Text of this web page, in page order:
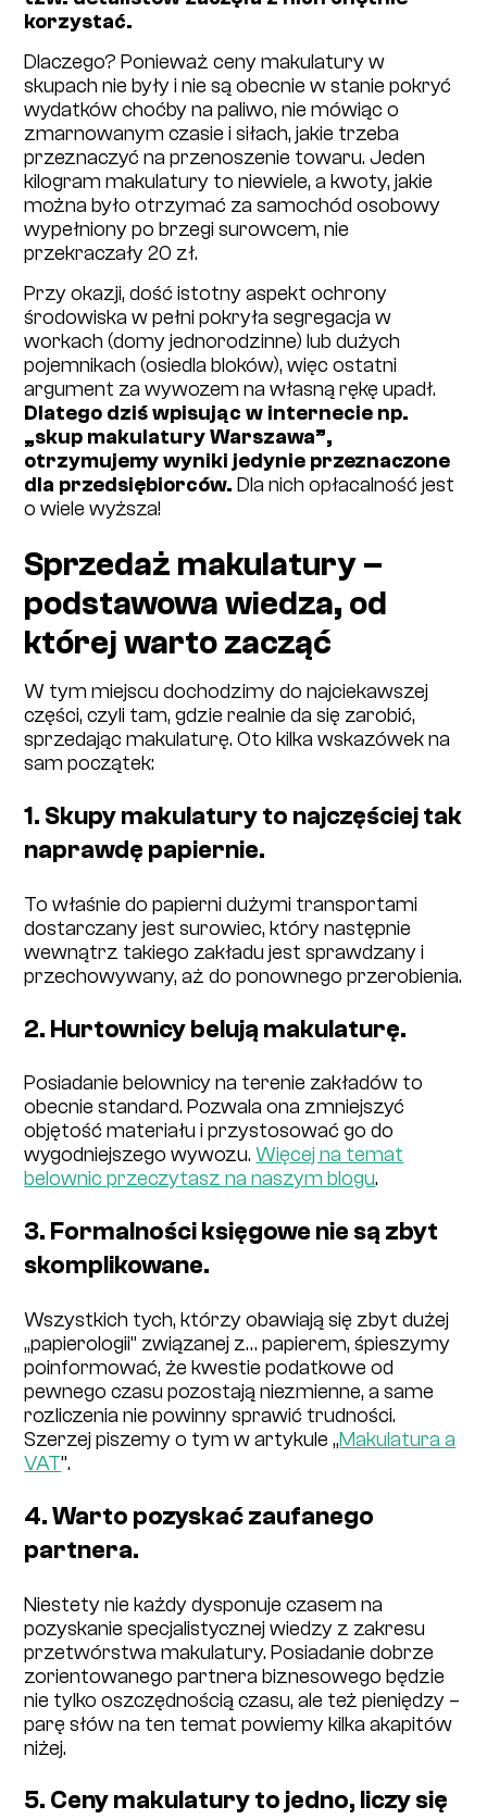
korzystać.
Dlaczego? Ponieważ ceny makulatury w
skupach nie były i nie są obecnie w stanie pokryć
wydatków choćby na paliwo, nie mówiąc o
zmarnowanym czasie i siłach, jakie trzeba
przeznaczyć na przenoszenie towaru. Jeden
kilogram makulatury to niewiele, a kwoty, jakie
można było otrzymać za samochód osobowy
wypełniony po brzegi surowcem, nie
przekraczały 20 zł.
Przy okazji, dość istotny aspekt ochrony
środowiska w pełni pokryła segregacja w
workach (domy jednorodzinne) lub dużych
pojemnikach (osiedla bloków), więc ostatni
argument za wywozem na własną rękę upadł.
Dlatego dziś wpisując w internecie np.
„skup makulatury Warszawa”,
otrzymujemy wyniki jedynie przeznaczone
dla przedsiębiorców. Dla nich opłacalność jest
o wiele wyższa!
Sprzedaż makulatury –
podstawowa wiedza, od
której warto zacząć
W tym miejscu dochodzimy do najciekawszej
części, czyli tam, gdzie realnie da się zarobić,
sprzedając makulaturę. Oto kilka wskazówek na
sam początek:
1. Skupy makulatury to najczęściej tak
naprawdę papiernie.
To właśnie do papierni dużymi transportami
dostarczany jest surowiec, który następnie
wewnątrz takiego zakładu jest sprawdzany i
przechowywany, aż do ponownego przerobienia.
2. Hurtownicy belują makulaturę.
Posiadanie belownicy na terenie zakładów to
obecnie standard. Pozwala ona zmniejszyć
objętość materiału i przystosować go do
wygodniejszego wywozu.Więcej na temat
belownic przeczytasz na naszym blogu.
3. Formalności księgowe nie są zbyt
skomplikowane.
Wszystkich tych, którzy obawiają się zbyt dużej
„papierologii” związanej z… papierem, śpieszymy
poinformować, że kwestie podatkowe od
pewnego czasu pozostają niezmienne, a same
rozliczenia nie powinny sprawić trudności.
Szerzej piszemy o tym w artykule „Makulatura a
VAT”.
4. Warto pozyskać zaufanego
partnera.
Niestety nie każdy dysponuje czasem na
pozyskanie specjalistycznej wiedzy z zakresu
przetwórstwa makulatury. Posiadanie dobrze
zorientowanego partnera biznesowego będzie
nie tylko oszczędnością czasu, ale też pieniędzy –
parę słów na ten temat powiemy kilka akapitów
niżej.
5. Ceny makulatury to jedno, liczy się